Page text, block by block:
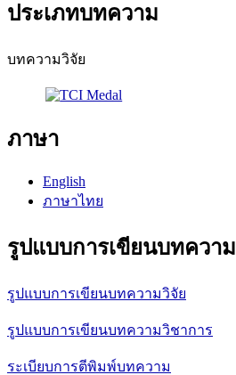
ประเภทบทความ
บทความวิจัย
ภาษา
English
ภาษาไทย
รูปแบบการเขียนบทความ
รูปแบบการเขียนบทความวิจัย
รูปแบบการเขียนบทความวิชาการ
ระเบียบการตีพิมพ์บทความ